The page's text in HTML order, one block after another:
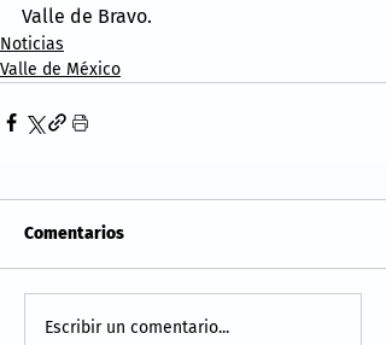
Valle de Bravo.
Noticias
Valle de México
Comentarios
Escribir un comentario...